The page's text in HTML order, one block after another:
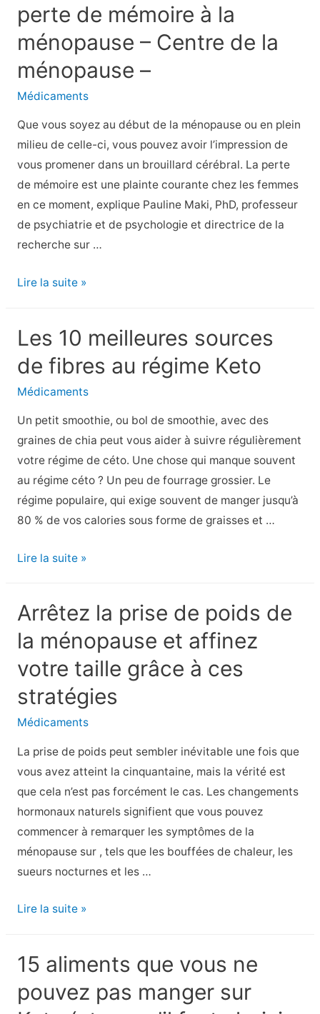
ménopause
qui
peuvent
vous
surprendre
perte de mémoire à la
ménopause – Centre de la
ménopause –
Médicaments
Que vous soyez au début de la ménopause ou en plein
milieu de celle-ci, vous pouvez avoir l’impression de
vous promener dans un brouillard cérébral. La perte
de mémoire est une plainte courante chez les femmes
en ce moment, explique Pauline Maki, PhD, professeur
de psychiatrie et de psychologie et directrice de la
recherche sur …
Trucs
contre
la
mémoire
à
la
ménopause
–
Centre
la
Lire la suite »
Les 10 meilleures sources
de fibres au régime Keto
Médicaments
Un petit smoothie, ou bol de smoothie, avec des
graines de chia peut vous aider à suivre régulièrement
votre régime de céto. Une chose qui manque souvent
au régime céto ? Un peu de fourrage grossier. Le
régime populaire, qui exige souvent de manger jusqu’à
80 % de vos calories sous forme de graisses et …
Les
sources
de
au
régime
Keto
Lire la suite »
Arrêtez la prise de poids de
la ménopause et affinez
votre taille grâce à ces
stratégies
Médicaments
La prise de poids peut sembler inévitable une fois que
vous avez atteint la cinquantaine, mais la vérité est
que cela n’est pas forcément le cas. Les changements
hormonaux naturels signifient que vous pouvez
commencer à remarquer les symptômes de la
ménopause sur , tels que les bouffées de chaleur, les
sueurs nocturnes et les …
Arrêtez
de
poids
de
Lire la suite »
15 aliments que vous ne
pouvez pas manger sur